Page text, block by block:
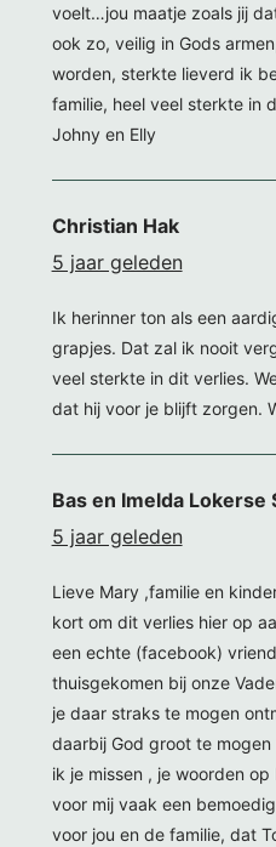
voelt…jou maatje zoals jij
ook zo, veilig in Gods
worden, sterkte lieverd ik
familie, heel veel sterkte in
Johny en Elly
Christian Hak
5 jaar geleden
Ik herinner ton als een
grapjes. Dat zal ik nooit
veel sterkte in dit verlies.
dat hij voor je blijft zorgen.
Bas en Imelda Lokerse
5 jaar geleden
Lieve Mary ,familie en
kort om dit verlies hier op
een echte (facebook)
thuisgekomen bij onze
je daar straks te mogen
daarbij God groot te
ik je missen , je woorden
voor mij vaak een
voor jou en de familie, dat